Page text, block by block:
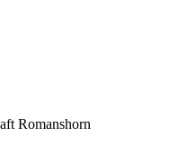
Romanshorn